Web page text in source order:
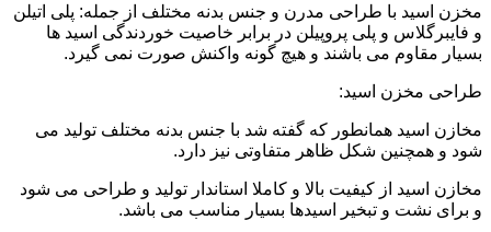
مخزن اسید با طراحی مدرن و جنس بدنه مختلف از جمله: پلی اتیلن
و فایبرگلاس و پلی پروپیلن در برابر خاصیت خوردندگی اسید ها
بسیار مقاوم می باشند و هیچ گونه واکنش صورت نمی گیرد.
طراحی مخزن اسید:
مخازن اسید همانطور که گفته شد با جنس بدنه مختلف تولید می
شود و همچنین شکل ظاهر متفاوتی نیز دارد.
مخازن اسید از کیفیت بالا و کاملا استاندار تولید و طراحی می شود
و برای نشت و تبخیر اسیدها بسیار مناسب می باشد.